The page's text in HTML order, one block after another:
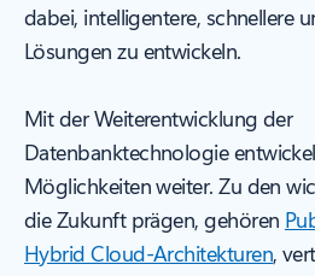
dabei, intelligentere, schnellere
Lösungen zu entwickeln.
Mit der Weiterentwicklung der
Datenbanktechnologie
Möglichkeiten weiter. Zu den
die Zukunft prägen, gehören
Hybrid Cloud-Architekturen,